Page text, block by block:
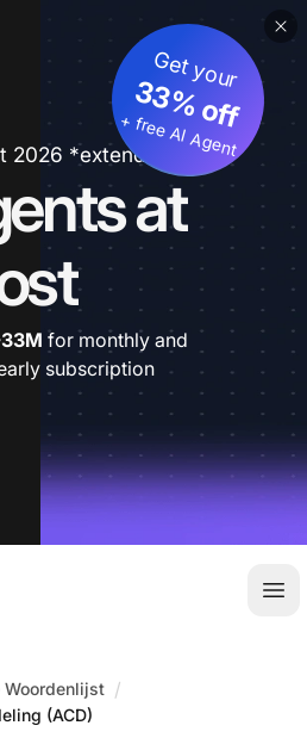
2026 *extended
at
Get your
33% off
+ free AI Agent
for monthly and
subscription
Woordenlijst /
(ACD)